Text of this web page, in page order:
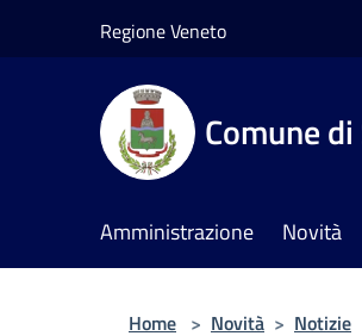
Regione Veneto
Comune
Amministrazione Novità
Home > Novità > Notizie